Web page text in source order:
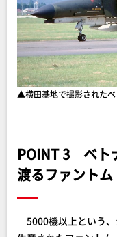
▲横田基地で撮影された
POINT 3 ベト
渡るファントム
5000機以上という